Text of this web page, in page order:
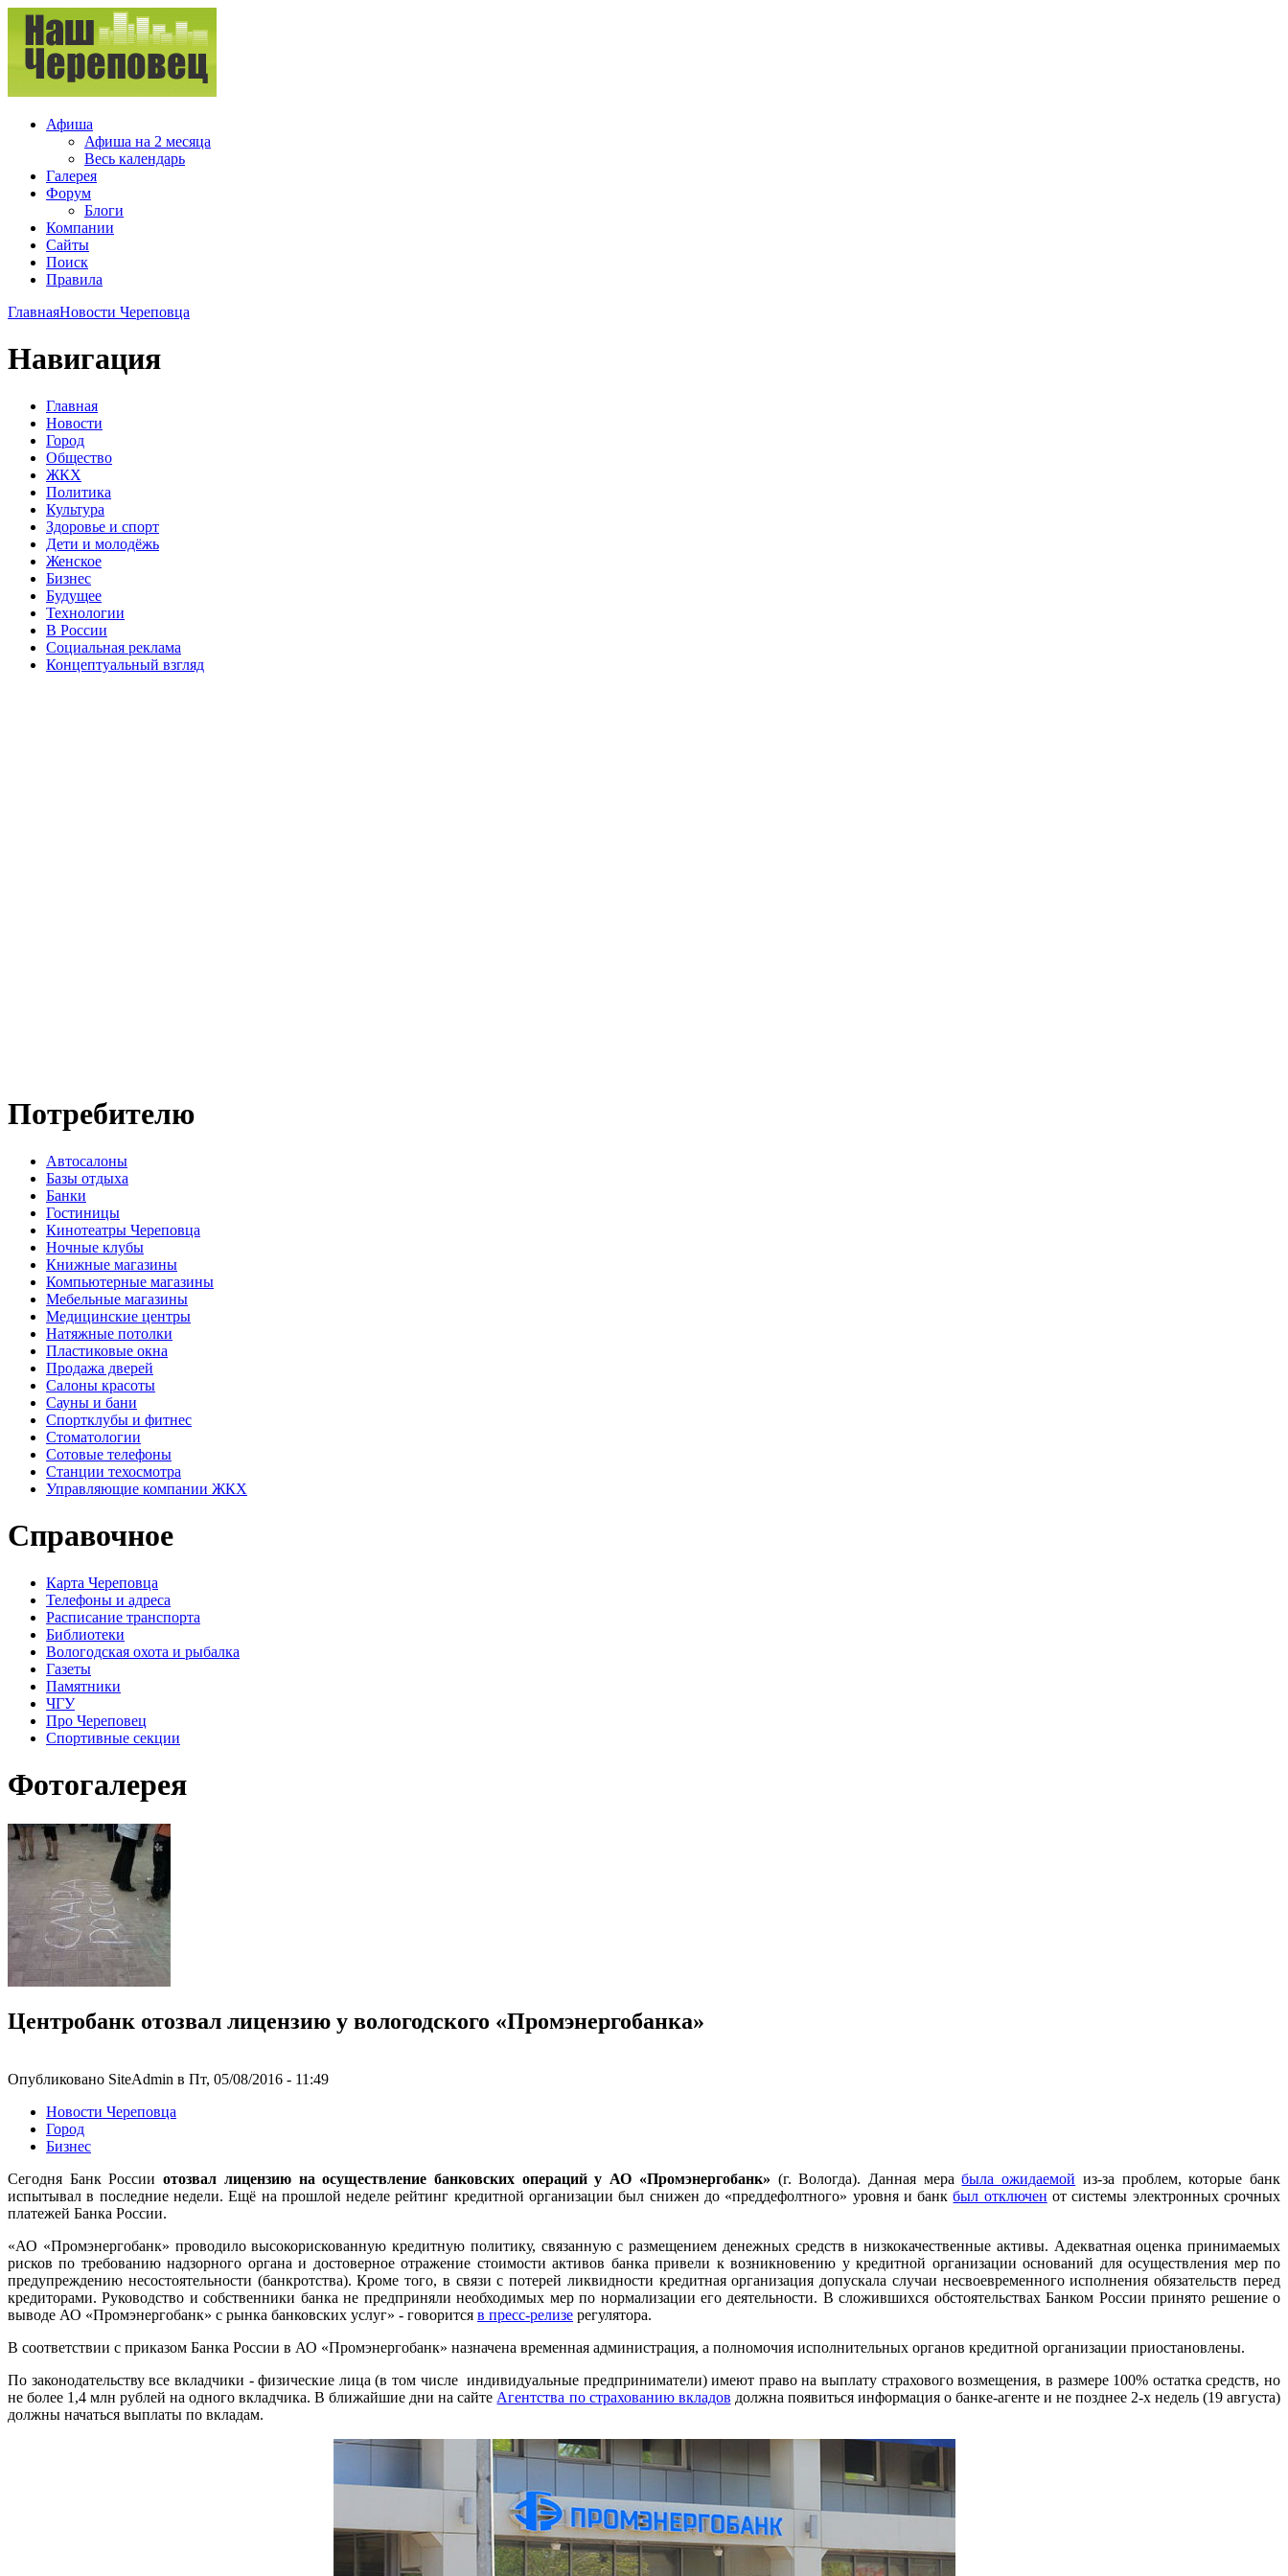
Афиша
Афиша на 2 месяца
Весь календарь
Галерея
Форум
Блоги
Компании
Сайты
Поиск
Правила
ГлавнаяНовости Череповца
Навигация
Главная
Новости
Город
Общество
ЖКХ
Политика
Культура
Здоровье и спорт
Дети и молодёжь
Женское
Бизнес
Будущее
Технологии
В России
Социальная реклама
Концептуальный взгляд
Потребителю
Автосалоны
Базы отдыха
Банки
Гостиницы
Кинотеатры Череповца
Ночные клубы
Книжные магазины
Компьютерные магазины
Мебельные магазины
Медицинские центры
Натяжные потолки
Пластиковые окна
Продажа дверей
Салоны красоты
Сауны и бани
Спортклубы и фитнес
Стоматологии
Сотовые телефоны
Станции техосмотра
Управляющие компании ЖКХ
Справочное
Карта Череповца
Телефоны и адреса
Расписание транспорта
Библиотеки
Вологодская охота и рыбалка
Газеты
Памятники
ЧГУ
Про Череповец
Спортивные секции
Фотогалерея
Центробанк отозвал лицензию у вологодского «Промэнергобанка»
Опубликовано SiteAdmin в Пт, 05/08/2016 - 11:49
Новости Череповца
Город
Бизнес
Сегодня Банк Россииотозвал лицензию на осуществление банковских операций у АО «Промэнергобанк» (г. Вологда). Данная мерабыла ожидаемой из-за проблем, которые банк
испытывал в последние недели. Ещё на прошлой неделе рейтинг кредитной организации был снижен до «преддефолтного» уровня и банкбыл отключен от системы электронных срочных
платежей Банка России.
«АО «Промэнергобанк» проводило высокорискованную кредитную политику, связанную с размещением денежных средств в низкокачественные активы. Адекватная оценка принимаемых
рисков по требованию надзорного органа и достоверное отражение стоимости активов банка привели к возникновению у кредитной организации оснований для осуществления мер по
предупреждению несостоятельности (банкротства). Кроме того, в связи с потерей ликвидности кредитная организация допускала случаи несвоевременного исполнения обязательств перед
кредиторами. Руководство и собственники банка не предприняли необходимых мер по нормализации его деятельности. В сложившихся обстоятельствах Банком России принято решение о
выводе АО «Промэнергобанк» с рынка банковских услуг» - говорится в пресс-релизе регулятора.
В соответствии с приказом Банка России в АО «Промэнергобанк» назначена временная администрация, а полномочия исполнительных органов кредитной организации приостановлены.
По законодательству все вкладчики - физические лица (в том числе индивидуальные предприниматели) имеют право на выплату страхового возмещения, в размере 100% остатка средств, но
не более 1,4 млн рублей на одного вкладчика. В ближайшие дни на сайте Агентства по страхованию вкладов должна появиться информация о банке-агенте и не позднее 2-х недель (19 августа)
должны начаться выплаты по вкладам.